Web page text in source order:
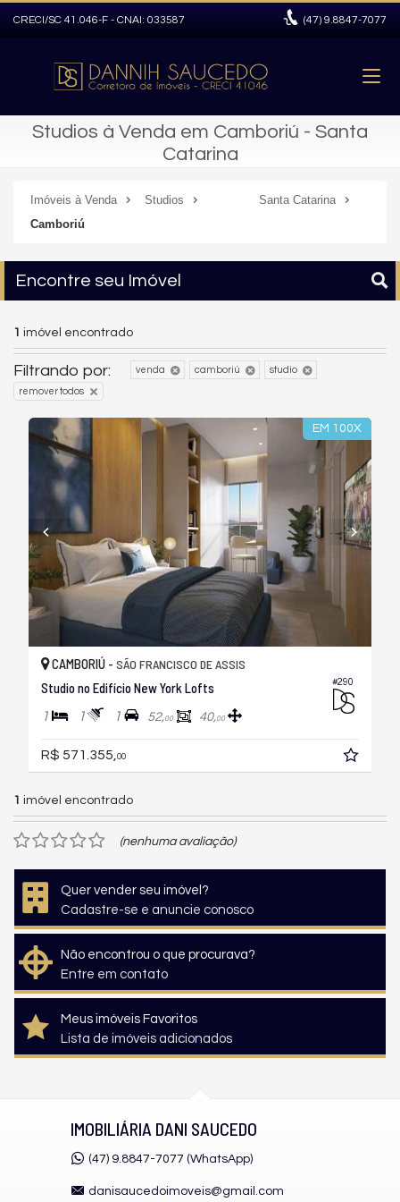
CRECI/SC 41.046-F - CNAI: 033587 (47) 9.8847-7077
Studios à Venda em Camboriú - Santa
Catarina
Imóveis à Venda Studios
Santa Catarina
Camboriú
Encontre seu Imóvel
1 imóvel encontrado
Filtrando por: venda camboriú studio
remover todos
EM 100X
#290
CAMBORIÚ - SÃO FRANCISCO DE ASSIS
Studio no Edifício New York Lofts
1 1 1 52,00 40,00
R$ 571.355, 00
1 imóvel encontrado
(nenhuma avaliação)
Quer vender seu imóvel?
Cadastre-se e anuncie conosco
Não encontrou o que procurava?
Entre em contato
Meus imóveis Favoritos
Lista de imóveis adicionados
IMOBILIÁRIA DANI SAUCEDO
(47) 9.8847-7077 (WhatsApp)
danisaucedoimoveis@gmail.com